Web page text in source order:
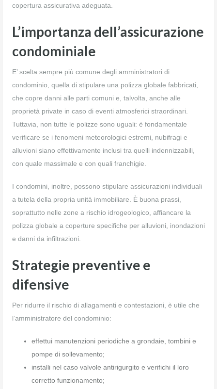
copertura assicurativa adeguata.
L’importanza dell’assicurazione
condominiale
E’ scelta sempre più comune degli amministratori di
condominio, quella di stipulare una polizza globale fabbricati,
che copre danni alle parti comuni e, talvolta, anche alle
proprietà private in caso di eventi atmosferici straordinari.
Tuttavia, non tutte le polizze sono uguali: è fondamentale
verificare se i fenomeni meteorologici estremi, nubifragi e
alluvioni siano effettivamente inclusi tra quelli indennizzabili,
con quale massimale e con quali franchigie.
I condomini, inoltre, possono stipulare assicurazioni individuali
a tutela della propria unità immobiliare. È buona prassi,
soprattutto nelle zone a rischio idrogeologico, affiancare la
polizza globale a coperture specifiche per alluvioni, inondazioni
e danni da infiltrazioni.
Strategie preventive e
difensive
Per ridurre il rischio di allagamenti e contestazioni, è utile che
l’amministratore del condominio:
effettui manutenzioni periodiche a grondaie, tombini e
pompe di sollevamento;
installi nel caso valvole antirigurgito e verifichi il loro
corretto funzionamento;